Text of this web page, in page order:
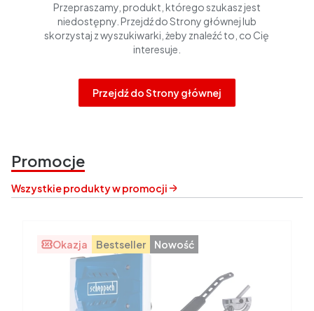
Przepraszamy, produkt, którego szukasz jest
niedostępny. Przejdź do Strony głównej lub
skorzystaj z wyszukiwarki, żeby znaleźć to, co Cię
interesuje.
Przejdź do Strony głównej
Promocje
Wszystkie produkty w promocji
Okazja Bestseller Nowość